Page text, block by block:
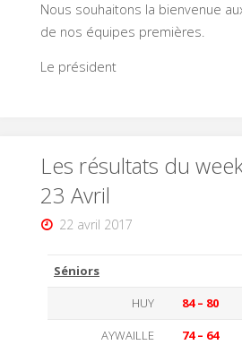
Nous souhaitons la bienvenue
de nos équipes premières.
Le président
Les résultats du
23 Avril
22 avril 2017
Séniors
HUY
84 – 80
AYWAILLE
74 – 64